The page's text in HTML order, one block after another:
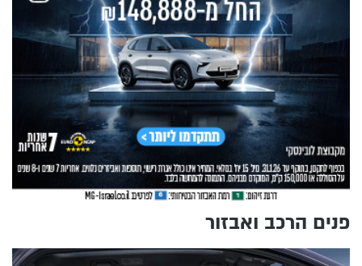
פנים הרכב ואבזור